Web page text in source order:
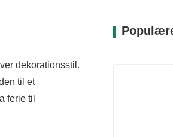
dekorationsstil.
til et
ferie til